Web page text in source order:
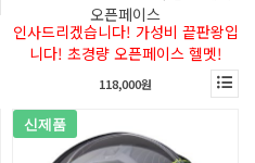
오픈페이스
인사드리겠습니다! 가성비 끝판왕입
니다! 초경량 오픈페이스 헬멧!
118,000원
신제품